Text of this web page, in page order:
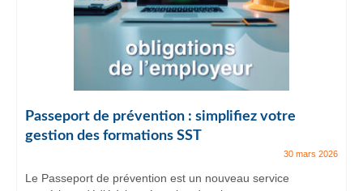
Passeport de prévention : simplifiez votre
gestion des formations SST
30 mars 2026
Le Passeport de prévention est un nouveau service